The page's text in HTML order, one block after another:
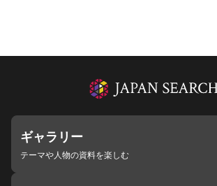
ギャラリー
テーマや人物の資料を楽しむ